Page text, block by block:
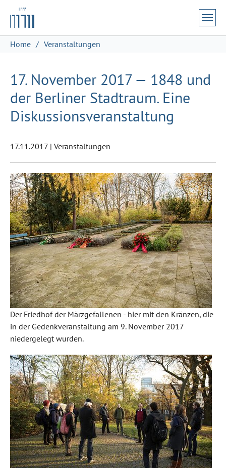
Zum Hauptinhalt springen
Skip to page footer
Sie sind hier:
Home Veranstaltungen
17. November 2017 — 1848 und
der Berliner Stadtraum. Eine
Diskussionsveranstaltung
17.11.2017 | Veranstaltungen
Der Friedhof der Märzgefallenen - hier mit den Kränzen, die
in der Gedenkveranstaltung am 9. November 2017
niedergelegt wurden.